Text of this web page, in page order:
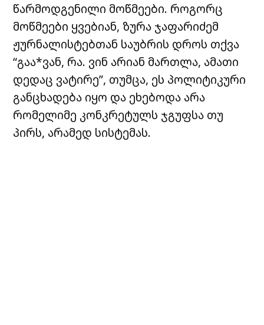
წარმოდგენილი მოწმეები. როგორც
მოწმეები ყვებიან, ზურა ჯაფარიძემ
ჟურნალისტებთან საუბრის დროს თქვა
“გაა*ვან, რა. ვინ არიან მართლა, ამათი
დედაც ვატირე”, თუმცა, ეს პოლიტიკური
განცხადება იყო და ეხებოდა არა
რომელიმე კონკრეტულს ჯგუფსა თუ
პირს, არამედ სისტემას.